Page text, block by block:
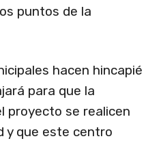
puntos de la
hacen hincapié
para que la
proyecto se realicen
y que este centro